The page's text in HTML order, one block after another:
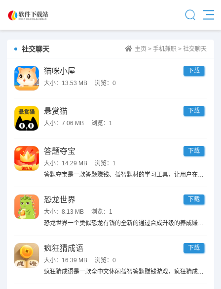
社交聊天 主页 > 手机兼职 > 社交聊天
猫咪小屋
大小：13.53 MB 浏览：0
下载
悬赏猫
大小：7.06 MB 浏览：1
下载
答题夺宝
大小：14.29 MB
浏览：1
答题夺宝是一款答题赚钱、益智题材的学习工具，让用户在获取知识的同时，每答一题都能产生价值。登陆填写邀请码361829476即送0.5元红包，首次3毛提现秒到账，之后20元起提现。首轮答题满送1.25元，越后面开的红包越大，同时还有分红猫，答...
下载
恐龙世界
大小：8.13 MB
浏览：1
恐龙世界一个类似恐龙有钱的全新的通过合成升级的养成赚钱小游戏，登陆填写邀请码【1017299840】就送大红包，3毛就能提现秒到账，每升一级就送红包，奖励高，福利多。简单合成快乐养龙，简单的召唤与合成，娱乐从养龙开始。
下载
疯狂猜成语
大小：16.39 MB
浏览：0
疯狂猜成语是一款全中文休闲益智答题赚钱游戏，疯狂猜成语答题有奖励，边玩边赚，新人注册填写邀请码304548024就送0.5元，3毛就能提现，秒到账。玩玩猜成语的小游戏也能赚钱，通过猜成语、签到、抽奖、完成每日任务等获得金币，金币秒兑换提现，...
下载